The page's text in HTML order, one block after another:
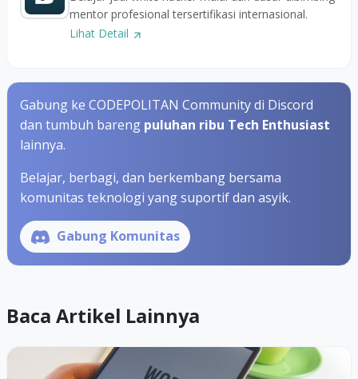
mentor profesional tersertifikasi internasional.
Lihat Detail
Gabung ke CODEPOLITAN Community di Discord
dan tumbuh bareng puluhan ribu Tech Enthusiast
lainnya.
Belajar, berbagi, dan berkembang bersama
komunitas teknologi yang suportif dan asyik.
Gabung Komunitas
Baca Artikel Lainnya